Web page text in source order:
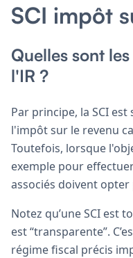
SCI impôt
Quelles sont
l'IR ?
Par principe, la SCI
l'impôt sur le revenu
Toutefois, lorsque
exemple pour
associés doivent
Notez qu’une SCI est
est “transparente”.
régime fiscal précis